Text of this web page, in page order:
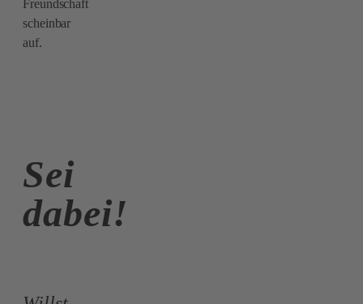
Freundschaft
scheinbar
auf.
Sei
dabei!